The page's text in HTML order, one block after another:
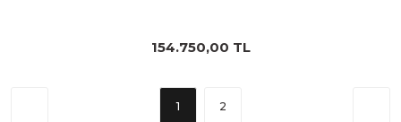
154.750,00 TL
1 2